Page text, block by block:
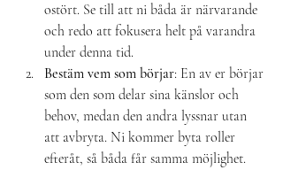
Prenumerera gärna på bloggen
och få löpande tillgång till
relationstips, övningar och
nyheter! Det kostar bara 65
kr/månad och du kan avsluta
prenumerationen när du vill.
ostört. Se till att ni båda är närvarande
och redo att fokusera helt på varandra
under denna tid.
Bestäm vem som börjar: En av er börjar
som den som delar sina känslor och
behov, medan den andra lyssnar utan
att avbryta. Ni kommer byta roller
efteråt, så båda får samma möjlighet.